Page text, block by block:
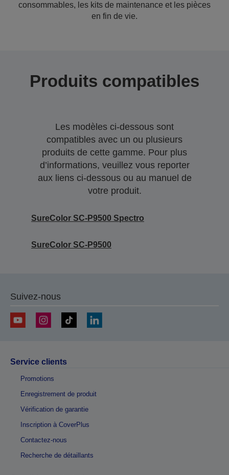
consommables, les kits de maintenance et les pièces
en fin de vie.
Produits compatibles
Les modèles ci-dessous sont
compatibles avec un ou plusieurs
produits de cette gamme. Pour plus
d’informations, veuillez vous reporter
aux liens ci-dessous ou au manuel de
votre produit.
SureColor SC-P9500 Spectro
SureColor SC-P9500
Suivez-nous
Service clients
Promotions
Enregistrement de produit
Vérification de garantie
Inscription à CoverPlus
Contactez-nous
Recherche de détaillants